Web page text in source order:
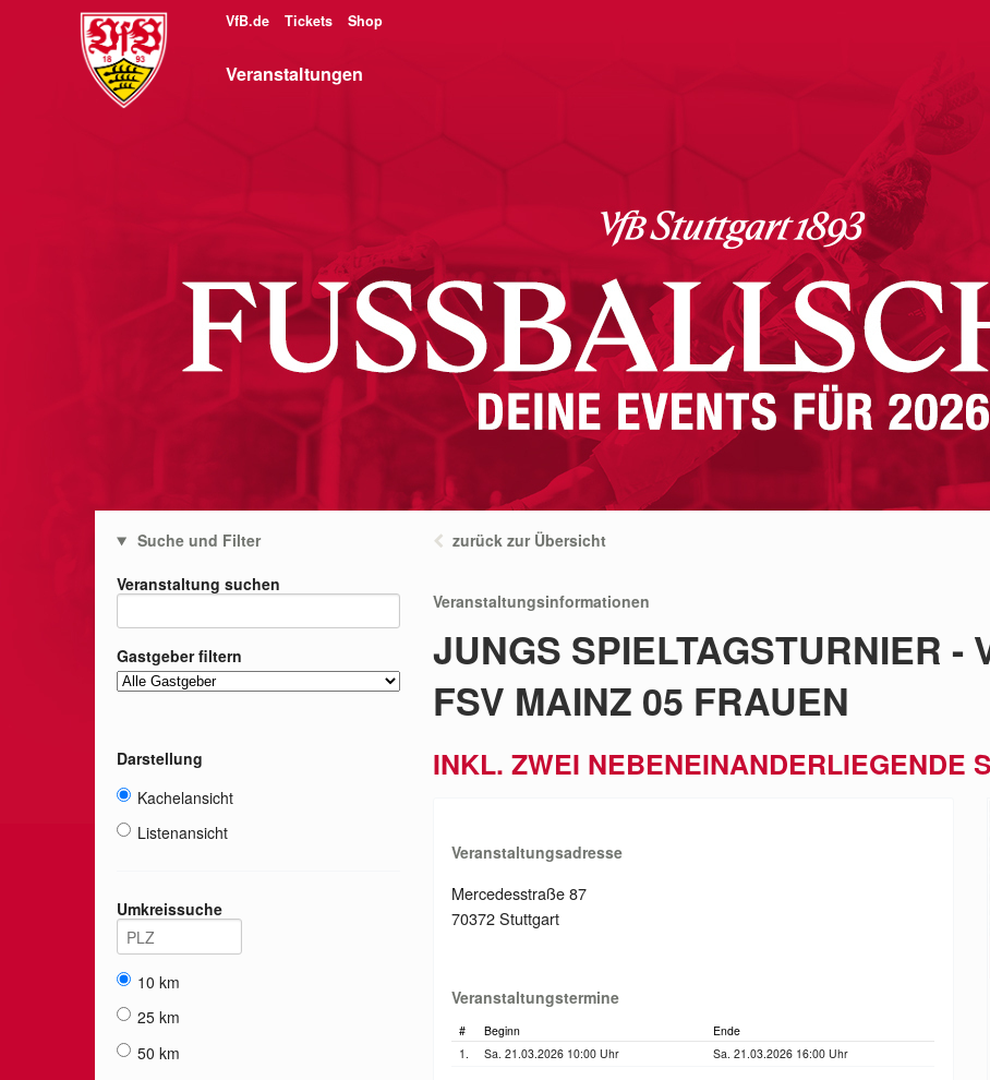
VfB.de Tickets Shop
Veranstaltungen
Suche und Filter
Veranstaltung suchen
Gastgeber filtern
Darstellung
Kachelansicht
Listenansicht
Umkreissuche
10 km
25 km
50 km
zurück zur Übersicht
Veranstaltungsinformationen
JUNGS SPIELTAGSTURNIER -
FSV MAINZ 05 FRAUEN
INKL. ZWEI NEBENEINANDERLIEGENDE
Veranstaltungsadresse
Mercedesstraße 87
70372 Stuttgart
Veranstaltungstermine
# Beginn
Ende
1.
Sa. 21.03.2026 10:00 Uhr Sa. 21.03.2026 16:00 Uhr